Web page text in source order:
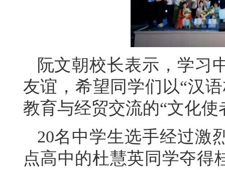
阮文朝校长表示，学习
友谊，希望同学们以“汉
教育与经贸交流的“文化使
20名中学生选手经过激
点高中的杜慧英同学夺得